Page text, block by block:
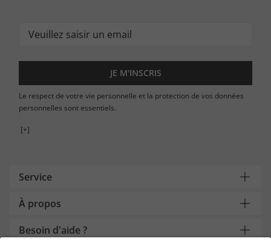
JE M'INSCRIS
Le respect de votre vie personnelle et la protection de vos données
personnelles sont essentiels.
[+]
Service
À propos
Besoin d'aide ?